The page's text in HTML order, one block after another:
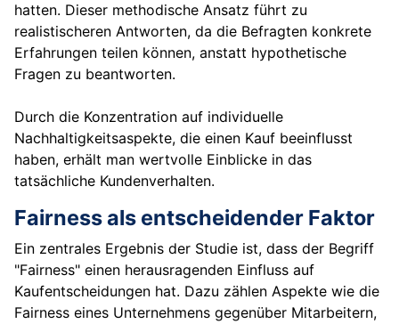
hatten. Dieser methodische Ansatz führt zu
realistischeren Antworten, da die Befragten konkrete
Erfahrungen teilen können, anstatt hypothetische
Fragen zu beantworten.
Durch die Konzentration auf individuelle
Nachhaltigkeitsaspekte, die einen Kauf beeinflusst
haben, erhält man wertvolle Einblicke in das
tatsächliche Kundenverhalten.
Fairness als entscheidender Faktor
Ein zentrales Ergebnis der Studie ist, dass der Begriff
"Fairness" einen herausragenden Einfluss auf
Kaufentscheidungen hat. Dazu zählen Aspekte wie die
Fairness eines Unternehmens gegenüber Mitarbeitern,